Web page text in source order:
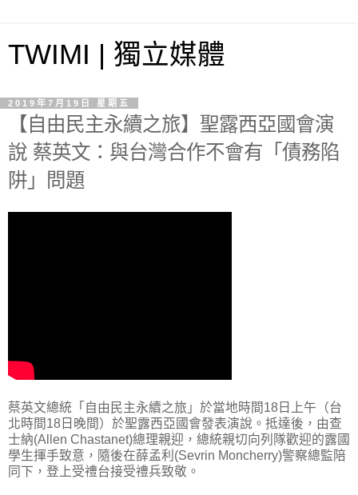
TWIMI | 獨立媒體
2019年7月19日 星期五
【自由民主永續之旅】聖露西亞國會演
說 蔡英文：與台灣合作不會有「債務陷
阱」問題
蔡英文總統「自由民主永續之旅」於當地時間18日上午（台
北時間18日晚間）於聖露西亞國會發表演說。抵達後，由查
士納(Allen Chastanet)總理親迎，總統親切向列隊歡迎的露國
學生揮手致意，隨後在薛孟利(Sevrin Moncherry)警察總監陪
同下，登上受禮台接受禮兵致敬。